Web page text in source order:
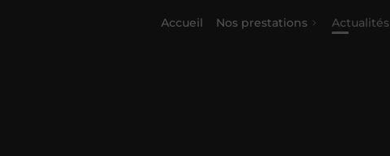
Accueil Nos prestations Actualités